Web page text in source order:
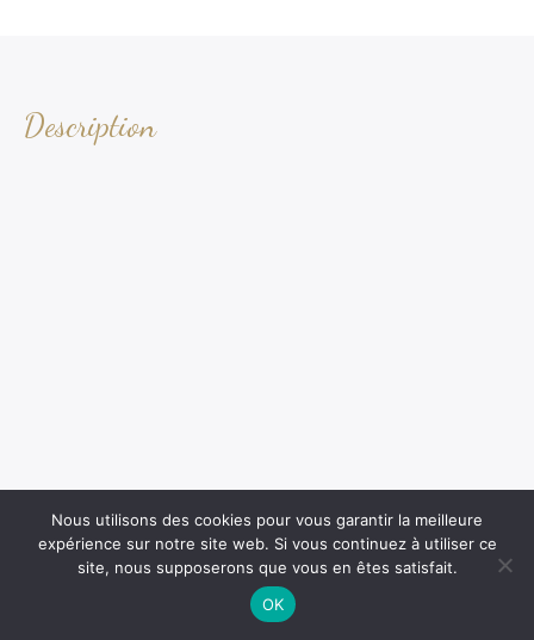
Description
Nous utilisons des cookies pour vous garantir la meilleure
expérience sur notre site web. Si vous continuez à utiliser ce
site, nous supposerons que vous en êtes satisfait.
OK